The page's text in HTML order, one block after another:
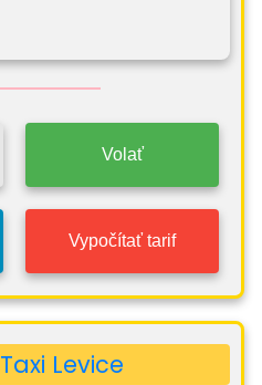
Volať
Vypočítať tarif
Levice